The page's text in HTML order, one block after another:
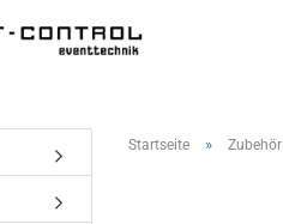
Startseite » Zubehör